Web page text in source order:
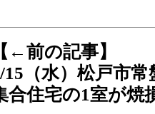
【←前の記事】
15（水）松戸市
合住宅の1室が焼